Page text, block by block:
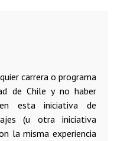
carrera o programa
de Chile y no haber
esta iniciativa de
(u otra iniciativa
la misma experiencia